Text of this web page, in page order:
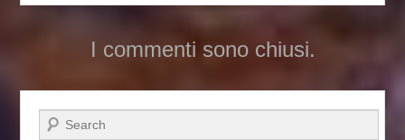
I commenti sono chiusi.
Cerca